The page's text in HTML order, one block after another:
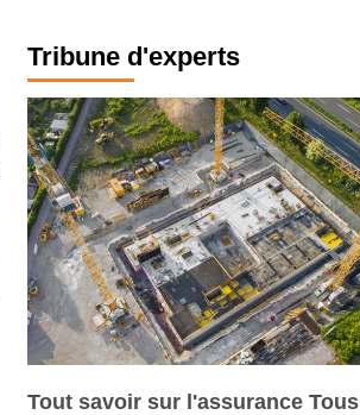
Tribune d'experts
Tout savoir sur l'assurance Tous